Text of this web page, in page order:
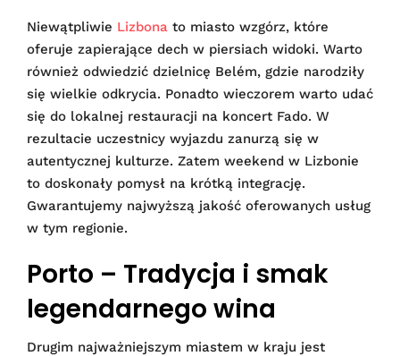
Niewątpliwie Lizbona to miasto wzgórz, które
oferuje zapierające dech w piersiach widoki. Warto
również odwiedzić dzielnicę Belém, gdzie narodziły
się wielkie odkrycia. Ponadto wieczorem warto udać
się do lokalnej restauracji na koncert Fado. W
rezultacie uczestnicy wyjazdu zanurzą się w
autentycznej kulturze. Zatem weekend w Lizbonie
to doskonały pomysł na krótką integrację.
Gwarantujemy najwyższą jakość oferowanych usług
w tym regionie.
Porto – Tradycja i smak
legendarnego wina
Drugim najważniejszym miastem w kraju jest